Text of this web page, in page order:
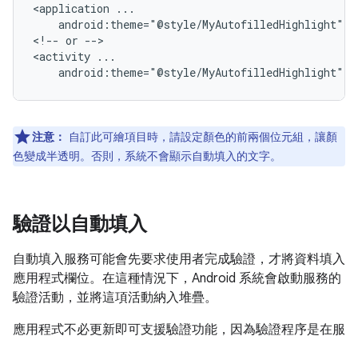
<application
android:theme="@style/MyAutofilledHighlight">
<!-- or -->
<activity
注意：
自訂此可繪項目時，請設定顏色的前兩個位元組，讓顏
色變成半透明。否則，系統不會顯示自動填入的文字。
驗證以自動填入
自動填入服務可能會先要求使用者完成驗證，才將資料填入
應用程式欄位。在這種情況下，Android 系統會啟動服務的
驗證活動，並將這項活動納入堆疊。
應用程式不必更新即可支援驗證功能，因為驗證程序是在服